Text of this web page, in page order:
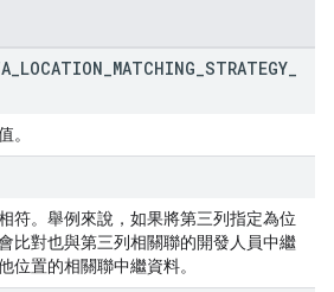
LOCATION MATCHING STRATEGY
。
符。舉例來說，如果將第三列指定為位
比對也與第三列相關聯的開發人員中繼
位置的相關聯中繼資料。